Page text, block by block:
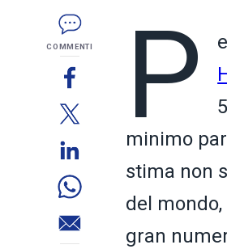
COMMENTI P
minimo
stima non
del
gran